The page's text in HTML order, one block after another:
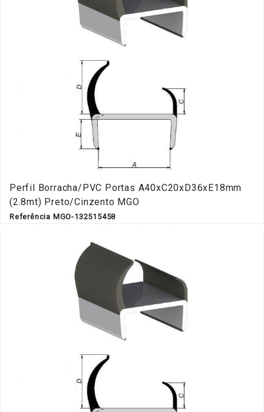
Perfil Borracha/PVC Portas A40xC20xD36xE18mm
(2.8mt) Preto/Cinzento MGO
Referência MGO-132515458